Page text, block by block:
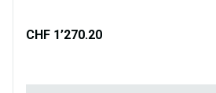
CHF 1’270.20